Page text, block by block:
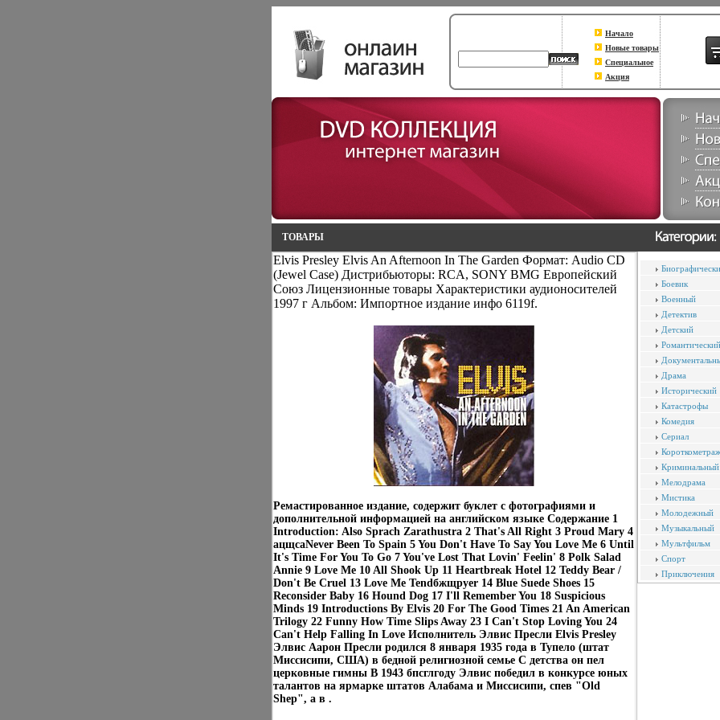
Начало
Новые товары
Специальное
Акция
ТОВАРЫ
Elvis Presley Elvis An Afternoon In The Garden Формат: Audio CD
(Jewel Case) Дистрибьюторы: RCA, SONY BMG Европейский
Союз Лицензионные товары Характеристики аудионосителей
1997 г Альбом: Импортное издание инфо 6119f.
Ремастированное издание, содержит буклет с фотографиями и
дополнительной информацией на английском языке Содержание 1
Introduction: Also Sprach Zarathustra 2 That's All Right 3 Proud Mary 4
ацщсаNever Been To Spain 5 You Don't Have To Say You Love Me 6 Until
It's Time For You To Go 7 You've Lost That Lovin' Feelin' 8 Polk Salad
Annie 9 Love Me 10 All Shook Up 11 Heartbreak Hotel 12 Teddy Bear /
Don't Be Cruel 13 Love Me Tendбжщруer 14 Blue Suede Shoes 15
Reconsider Baby 16 Hound Dog 17 I'll Remember You 18 Suspicious
Minds 19 Introductions By Elvis 20 For The Good Times 21 An American
Trilogy 22 Funny How Time Slips Away 23 I Can't Stop Loving You 24
Can't Help Falling In Love Исполнитель Элвис Пресли Elvis Presley
Элвис Аарон Пресли родился 8 января 1935 года в Тупело (штат
Миссисипи, США) в бедной религиозной семье С детства он пел
церковные гимны В 1943 бпсглгоду Элвис победил в конкурсе юных
талантов на ярмарке штатов Алабама и Миссисипи, спев "Old
Shep", а в .
Боевик
Военный
Детектив
Детский
Романтический
Драма
Исторический
Катастрофы
Комедия
Сериал
Криминальный
Мелодрама
Мистика
Молодежный
Музыкальный
Мультфильм
Спорт
Приключения